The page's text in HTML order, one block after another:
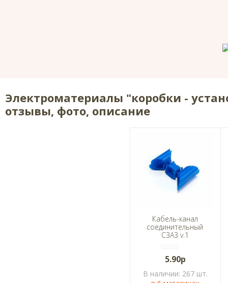
Электроматериалы "коробки -
отзывы, фото, описание
Кабель-канал
соединительный
С3А3 v.1
5.90р
В наличии: 267 шт.